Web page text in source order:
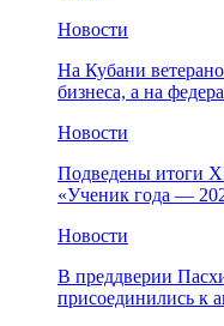
Новости
На Кубани
бизнеса, а на
Новости
Подведены итоги
«Ученик года —
Новости
В преддверии
присоединились к